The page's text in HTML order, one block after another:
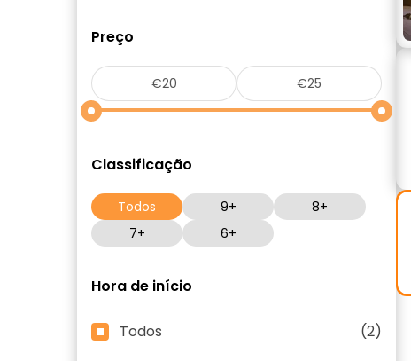
Preço
Classificação
Todos 9+
8+
7+
6+
Hora de início
Todos
(2)